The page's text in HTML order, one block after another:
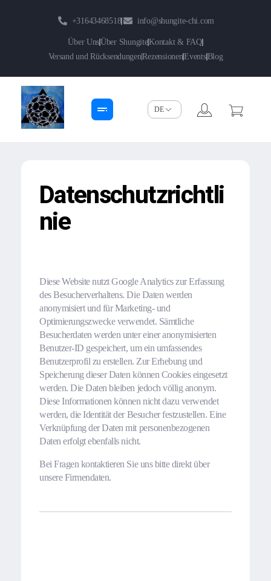
+31643468518 info@shungite-chi.com
Über UnsÜber ShungiteKontakt & FAQ
Versand und RücksendungenRezensionenEventsBlog
Datenschutzrichtli
nie
Diese Website nutzt Google Analytics zur Erfassung
des Besucherverhaltens. Die Daten werden
anonymisiert und für Marketing- und
Optimierungszwecke verwendet. Sämtliche
Besucherdaten werden unter einer anonymisierten
Benutzer-ID gespeichert, um ein umfassendes
Benutzerprofil zu erstellen. Zur Erhebung und
Speicherung dieser Daten können Cookies eingesetzt
werden. Die Daten bleiben jedoch völlig anonym.
Diese Informationen können nicht dazu verwendet
werden, die Identität der Besucher festzustellen. Eine
Verknüpfung der Daten mit personenbezogenen
Daten erfolgt ebenfalls nicht.
Bei Fragen kontaktieren Sie uns bitte direkt über
unsere Firmendaten.